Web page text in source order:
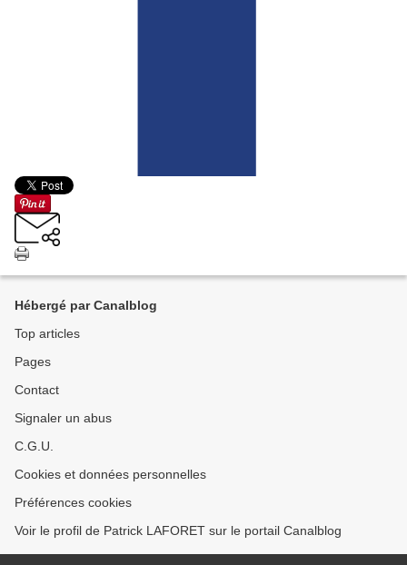
Hébergé par Canalblog
Top articles
Pages
Contact
Signaler un abus
C.G.U.
Cookies et données personnelles
Préférences cookies
Voir le profil de Patrick LAFORET sur le portail Canalblog